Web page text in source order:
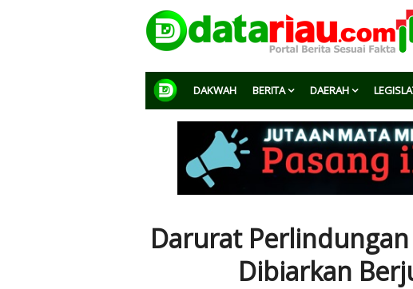
DAKWAH BERITA DAERAH
Darurat
Dibiarkan